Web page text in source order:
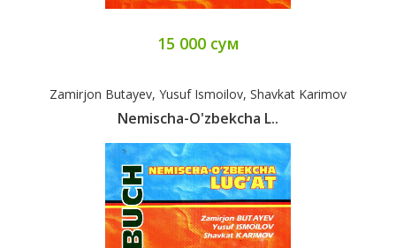
15 000 сум
Zamirjon Butayev, Yusuf Ismoilov, Shavkat Karimov
Nemischa-O'zbekcha L..